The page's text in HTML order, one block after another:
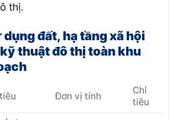
thị.
đất, hạ tầng xã hội
thuật đô thị toàn khu
Đơn vị tính
Chỉ
tiêu